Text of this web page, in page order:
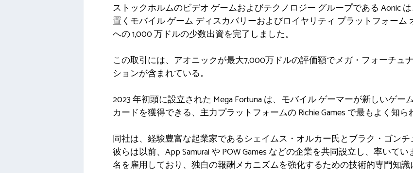
ストックホルムのビデオ ゲームおよびテクノロジー グループである Aonic
置くモバイル ゲーム ディスカバリーおよびロイヤリティ プラットフォーム
への 1,000 万ドルの少数出資を完了しました。
この取引には、アオニックが最大7,000万ドルの評価額でメガ・フォーチュ
ションが含まれている。
2023 年初頭に設立された Mega Fortuna は、モバイル ゲーマーが新しいゲー
カードを獲得できる、主力プラットフォームの Richie Games で最もよく知ら
同社は、経験豊富な起業家であるシェイムス・オルカー氏とブラク・ゴンチ
彼らは以前、App Samurai や POW Games などの企業を共同設立し、率いてい
名を雇用しており、独自の報酬メカニズムを強化するための技術的専門知識